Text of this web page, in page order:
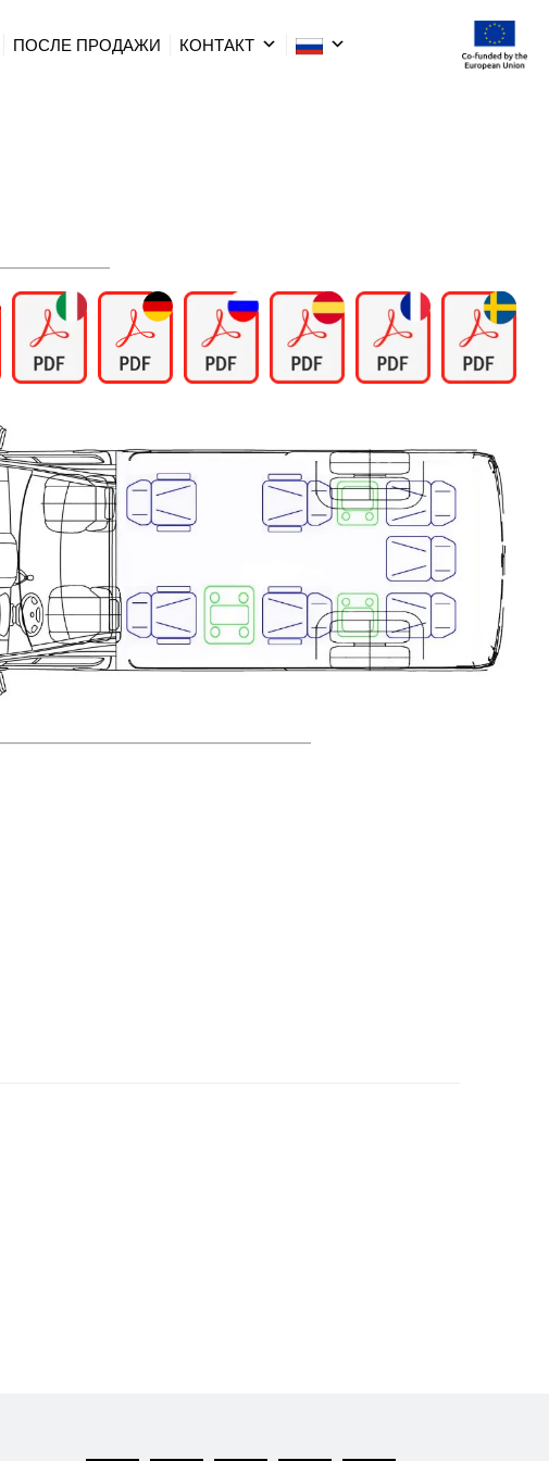
ПОСЛЕ ПРОДАЖИ КОНТАКТ